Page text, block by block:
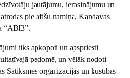
jautājumu, ierosinājumu un
pie afišu namiņa, Kandavas
“ABI3”.
tiks apkopoti un apspriesti
padomē, un vēlāk nodoti
Satiksmes organizācijas un kustības